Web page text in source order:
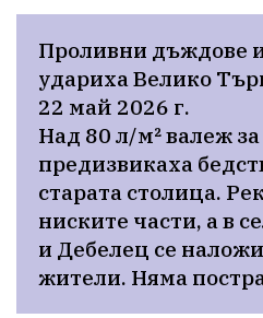
Проливни дъждове
удариха Велико
22 май 2026 г.
Над 80 л/м² валеж
предизвикаха
старата столица.
ниските части, а в
и Дебелец се
жители. Няма